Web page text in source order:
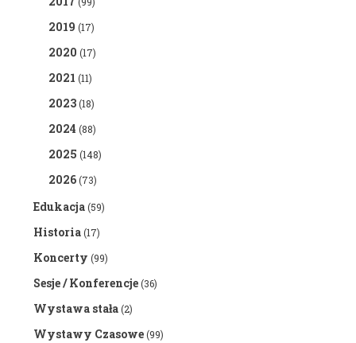
2019 (17)
2020 (17)
2021 (11)
2023(18)
2024 (88)
2025 (148)
2026(73)
Edukacja(59)
Historia(17)
Koncerty (99)
Sesje / Konferencje(36)
Wystawa stała(2)
Wystawy Czasowe(99)